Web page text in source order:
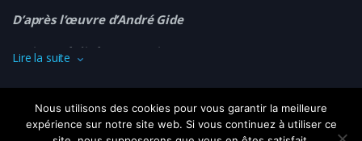
D’après l’œuvre d’André Gide
Ecrit et réalisé par Benoit Jacquot.
Patrick Mille…
« Une vraie réussite » Télérama
Lire la suite
Nous utilisons des cookies pour vous garantir la meilleure
expérience sur notre site web. Si vous continuez à utiliser ce